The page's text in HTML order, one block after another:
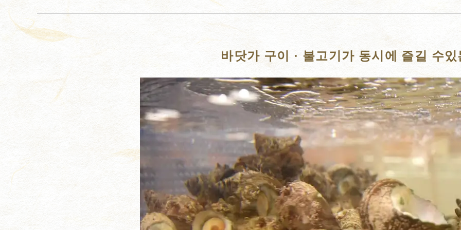
바닷가 구이 · 불고기가 동시에 즐길 수있